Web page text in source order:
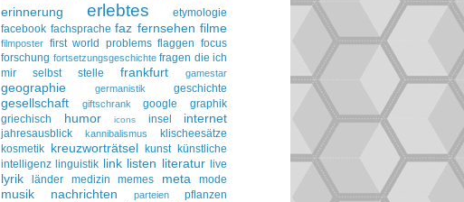
erinnerung erlebtes
etymologie
facebook fachsprache faz fernsehen filme
filmposter first world problems flaggen focus
forschung fortsetzungsgeschichte fragen die ich
mir selbst stelle
frankfurt gamestar
geographie germanistik geschichte
gesellschaft giftschrank google
graphik
griechisch
humor icons insel internet
jahresausblick kannibalismus
klischeesätze
kosmetik kreuzworträtsel kunst
künstliche
intelligenz linguistik link listen literatur live
lyrik länder medizin memes meta mode
musik nachrichten parteien pflanzen